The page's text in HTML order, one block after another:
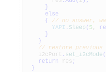
}
else
{
// no answer,
YAPI . Sleep ( 5 ,
}
}
// restore previous
i2cPort . set_i2cMode (
return res ;
}